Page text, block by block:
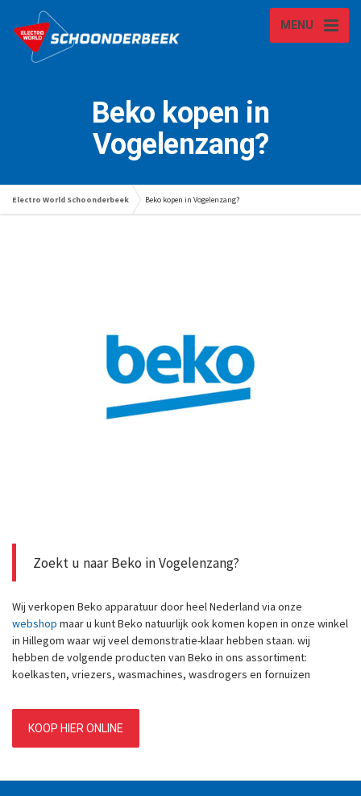
MENU
Beko kopen in
Vogelenzang?
Electro World Schoonderbeek Beko kopen in Vogelenzang?
Zoekt u naar Beko in Vogelenzang?
Wij verkopen Beko apparatuur door heel Nederland via onze
webshop maar u kunt Beko natuurlijk ook komen kopen in onze winkel
in Hillegom waar wij veel demonstratie-klaar hebben staan. wij
hebben de volgende producten van Beko in ons assortiment:
koelkasten, vriezers, wasmachines, wasdrogers en fornuizen
KOOP HIER ONLINE